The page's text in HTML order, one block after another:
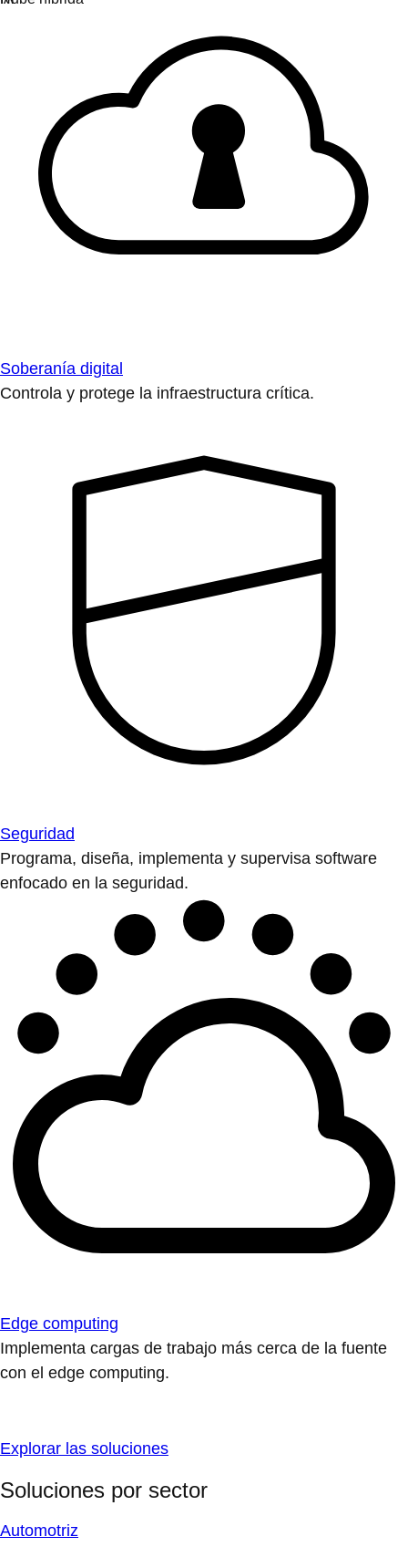
Soberanía digital
Controla y protege la infraestructura crítica.
Seguridad
Programa, diseña, implementa y supervisa software
enfocado en la seguridad.
Edge computing
Implementa cargas de trabajo más cerca de la fuente
con el edge computing.
Explorar las soluciones
Soluciones por sector
Automotriz